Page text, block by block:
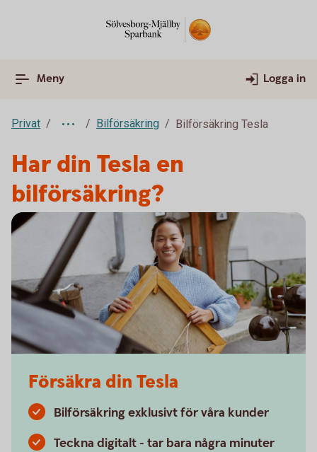
Meny Logga in
Privat Bilförsäkring Bilförsäkring Tesla
Har din Tesla en
bilförsäkring?
Försäkra din Tesla
Bilförsäkring exklusivt för våra kunder
Teckna digitalt - tar bara några minuter